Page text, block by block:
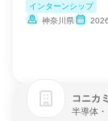
インターンシップ
神奈川県
コニカ
半導体